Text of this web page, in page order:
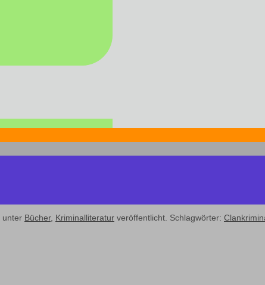
unter Bücher, Kriminalliteratur veröffentlicht. Schlagwörter: